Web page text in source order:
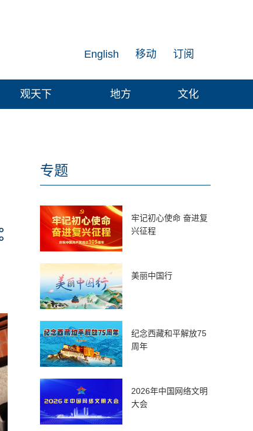
订阅
移动
English
观天下 地方 文化
专题
牢记初心使命 奋进复
兴征程
美丽中国行
纪念西藏和平解放75
周年
2026年中国网络文明
大会